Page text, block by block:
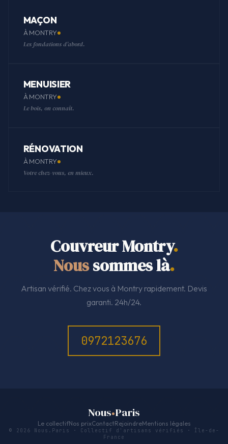
MAÇON
À MONTRY
Les fondations d'abord.
MENUISIER
À MONTRY
Le bois, on connaît.
RÉNOVATION
À MONTRY
Votre chez-vous, en mieux.
Couvreur Montry.
Noussommes là.
Artisan vérifié. Chez vous à Montry rapidement. Devis
garanti. 24h/24.
0972123676
Nous Paris
Le collectifNos prixContactRejoindreMentions légales
© 2026 Nous.Paris · Collectif d'artisans vérifiés · Île-de-
France